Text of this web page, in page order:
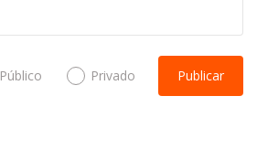
Publicar
Privado
Público